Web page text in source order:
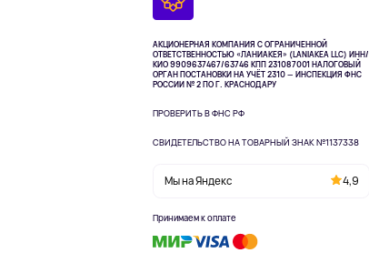
АКЦИОНЕРНАЯ КОМПАНИЯ С ОГРАНИЧЕННОЙ
ОТВЕТСТВЕННОСТЬЮ «ЛАНИАКЕЯ» (LANIAKEA LLC) ИНН/
КИО 9909637467/63746 КПП 231087001НАЛОГОВЫЙ
ОРГАН ПОСТАНОВКИ НА УЧЁТ 2310 — ИНСПЕКЦИЯ ФНС
РОССИИ № 2 ПО Г. КРАСНОДАРУ
ПРОВЕРИТЬ В ФНС РФ
СВИДЕТЕЛЬСТВО НА ТОВАРНЫЙ ЗНАК №1137338
Мы на Яндекс 4,9
Принимаем к оплате